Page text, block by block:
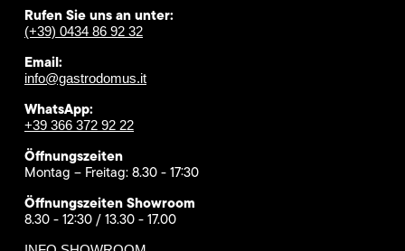
Rufen Sie uns an unter:
(+39) 0434 86 92 32
Email:
info@gastrodomus.it
WhatsApp:
+39 366 372 92 22
Öffnungszeiten
Montag – Freitag: 8.30 - 17:30
Öffnungszeiten Showroom
8.30 - 12:30 / 13.30 - 17.00